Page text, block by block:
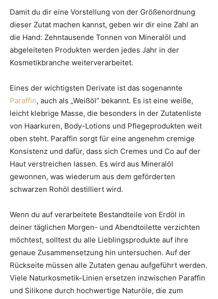
Damit du dir eine Vorstellung von der Größenordnung
dieser Zutat machen kannst, geben wir dir eine Zahl an
die Hand: Zehntausende Tonnen von Mineralöl und
abgeleiteten Produkten werden jedes Jahr in der
Kosmetikbranche weiterverarbeitet.
Eines der wichtigsten Derivate ist das sogenannte
Paraffin, auch als „Weißöl“ bekannt. Es ist eine weiße,
leicht klebrige Masse, die besonders in der Zutatenliste
von Haarkuren, Body-Lotions und Pflegeprodukten weit
oben steht. Paraffin sorgt für eine angenehm cremige
Konsistenz und dafür, dass sich Cremes und Co auf der
Haut verstreichen lassen. Es wird aus Mineralöl
gewonnen, was wiederum aus dem geförderten
schwarzen Rohöl destilliert wird.
Wenn du auf verarbeitete Bestandteile von Erdöl in
deiner täglichen Morgen- und Abendtoilette verzichten
möchtest, solltest du alle Lieblingsprodukte auf ihre
genaue Zusammensetzung hin untersuchen. Auf der
Rückseite müssen alle Zutaten genau aufgeführt werden.
Viele Naturkosmetik-Linien ersetzen inzwischen Paraffin
und Silikone durch hochwertige Naturöle, die zum